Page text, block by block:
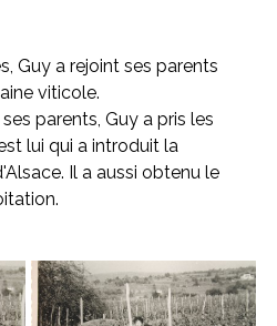
Guy a rejoint ses parents
viticole.
parents, Guy a pris les
lui qui a introduit la
Il a aussi obtenu le